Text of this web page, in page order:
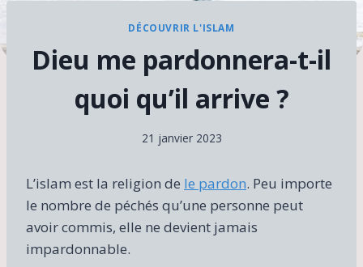
DÉCOUVRIR L'ISLAM
Dieu me pardonnera-t-il
quoi qu’il arrive ?
21 janvier 2023
L’islam est la religion de le pardon. Peu importe
le nombre de péchés qu’une personne peut
avoir commis, elle ne devient jamais
impardonnable.